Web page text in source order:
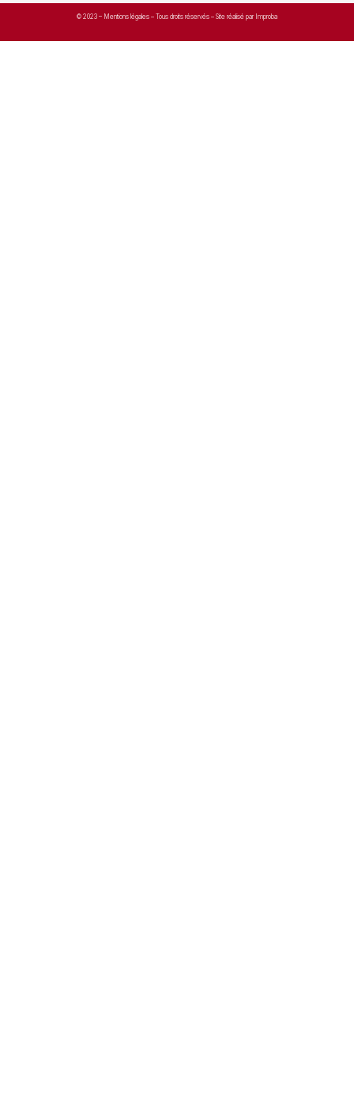
© 2023 – Mentions légales – Tous droits réservés – Site réalisé par Improba